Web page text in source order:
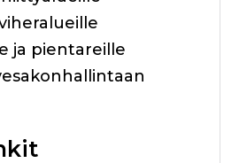
ja pientareille